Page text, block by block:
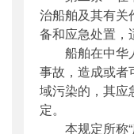
治船舶及其有关
备和应急处置，
船舶在中华
事故，造成或者
域污染的，其应
定。
本规定所称“